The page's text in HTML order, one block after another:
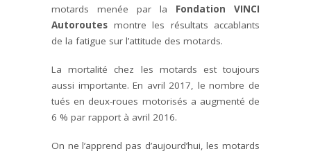
motards menée par la Fondation VINCI
Autoroutes montre les résultats accablants
de la fatigue sur l’attitude des motards.
La mortalité chez les motards est toujours
aussi importante. En avril 2017, le nombre de
tués en deux-roues motorisés a augmenté de
6 % par rapport à avril 2016.
On ne l’apprend pas d’aujourd’hui, les motards